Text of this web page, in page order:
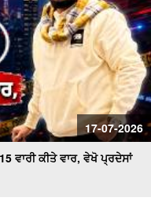
17-07-2026
ਵਾਰੀ ਕੀਤੇ ਵਾਰ, ਵੇਖੋ ਪ੍ਰਦੇਸਾਂ